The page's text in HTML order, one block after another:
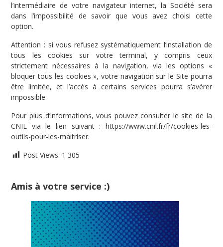
l’intermédiaire de votre navigateur internet, la Société sera
dans l’impossibilité de savoir que vous avez choisi cette
option.
Attention : si vous refusez systématiquement l’installation de
tous les cookies sur votre terminal, y compris ceux
strictement nécessaires à la navigation, via les options «
bloquer tous les cookies », votre navigation sur le Site pourra
être limitée, et l’accès à certains services pourra s’avérer
impossible.
Pour plus d’informations, vous pouvez consulter le site de la
CNIL via le lien suivant : https://www.cnil.fr/fr/cookies-les-
outils-pour-les-maitriser.
Post Views: 1 305
Amis à votre service :)